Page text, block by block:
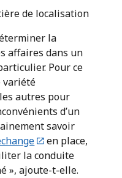
de localisation
la
affaires dans un
Pour ce
variété
autres pour
d’un
savoir
en place,
la conduite
», ajoute-t-elle.